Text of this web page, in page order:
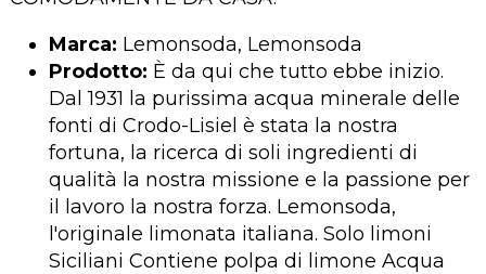
Marca: Lemonsoda, Lemonsoda
Prodotto: È da qui che tutto ebbe inizio.
Dal 1931 la purissima acqua minerale delle
fonti di Crodo-Lisiel è stata la nostra
fortuna, la ricerca di soli ingredienti di
qualità la nostra missione e la passione per
il lavoro la nostra forza. Lemonsoda,
l'originale limonata italiana. Solo limoni
Siciliani Contiene polpa di limone Acqua